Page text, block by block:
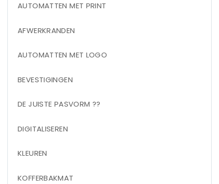
AUTOMATTEN MET PRINT
AFWERKRANDEN
AUTOMATTEN MET LOGO
BEVESTIGINGEN
DE JUISTE PASVORM ??
DIGITALISEREN
KLEUREN
KOFFERBAKMAT